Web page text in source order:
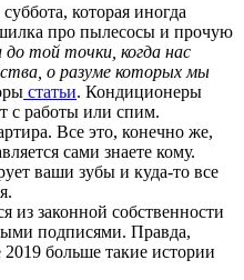
которая иногда
про пылесосы и прочую
той точки, когда нас
о разуме которых мы
статьи. Кондиционеры
с работы или спим.
Все это, конечно же,
сами знаете кому.
ваши зубы и куда-то все
из законной собственности
подписями. Правда,
больше такие истории